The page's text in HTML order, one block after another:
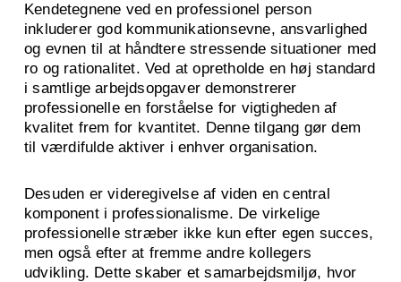
Kendetegnene ved en professionel person
inkluderer god kommunikationsevne, ansvarlighed
og evnen til at håndtere stressende situationer med
ro og rationalitet. Ved at opretholde en høj standard
i samtlige arbejdsopgaver demonstrerer
professionelle en forståelse for vigtigheden af
kvalitet frem for kvantitet. Denne tilgang gør dem
til værdifulde aktiver i enhver organisation.
Desuden er videregivelse af viden en central
komponent i professionalisme. De virkelige
professionelle stræber ikke kun efter egen succes,
men også efter at fremme andre kollegers
udvikling. Dette skaber et samarbejdsmiljø, hvor